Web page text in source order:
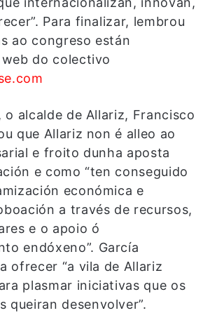
Para finalizar, lembrou
ao congreso están
do colectivo
o alcalde de Allariz, Francisco
que Allariz non é alleo ao
e froito dunha aposta
e como “ten conseguido
económica e
a través de recursos,
e o apoio ó
endóxeno”. García
ofrecer “a vila de Allariz
plasmar iniciativas que os
queiran desenvolver”.